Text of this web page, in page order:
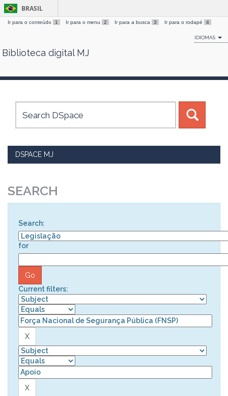
Skip
BRASIL
Ir para o conteúdo 1 Ir para o menu 2 Ir para a busca 3 Ir para o rodapé 4
IDIOMAS
Biblioteca digital MJ
DSPACE MJ
SEARCH
Search:
for
Current filters: